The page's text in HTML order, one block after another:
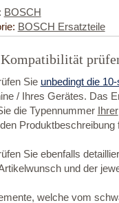
BOSCH
BOSCH Ersatzteile
Sie unbedingt die
/ Ihres Gerätes. Das
die Typennummer Ihrer
Produktbeschreibung
Sie ebenfalls
und der
welche vom